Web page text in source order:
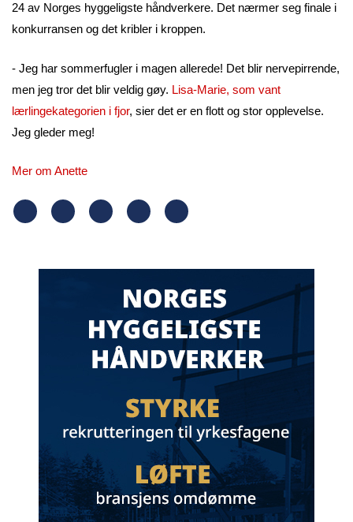
24 av Norges hyggeligste håndverkere. Det nærmer seg finale i
konkurransen og det kribler i kroppen.
- Jeg har sommerfugler i magen allerede! Det blir nervepirrende,
men jeg tror det blir veldig gøy. Lisa-Marie, som vant
lærlingekategorien i fjor, sier det er en flott og stor opplevelse.
Jeg gleder meg!
Mer om Anette